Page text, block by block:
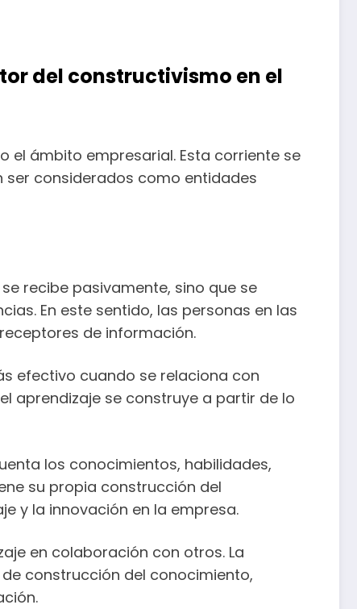
del constructivismo en el
el ámbito empresarial. Esta corriente se
ser considerados como entidades
recibe pasivamente, sino que se
En este sentido, las personas en las
de información.
efectivo cuando se relaciona con
aprendizaje se construye a partir de lo
los conocimientos, habilidades,
su propia construcción del
y la innovación en la empresa.
en colaboración con otros. La
construcción del conocimiento,